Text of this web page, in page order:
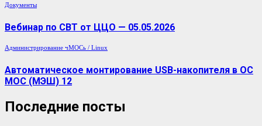
Документы
Вебинар по СВТ от ЦЦО — 05.05.2026
Администрирование чМОСь / Linux
Автоматическое монтирование USB-накопителя в ОС
МОС (МЭШ) 12
Последние посты